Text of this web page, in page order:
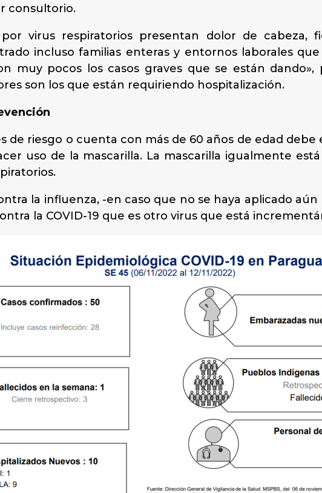
consultorio.
virus respiratorios presentan dolor de cabeza,
incluso familias enteras y entornos laborales
muy pocos los casos graves que se están
son los que están requiriendo hospitalización.
de riesgo o cuenta con más de 60 años de edad debe
uso de la mascarilla. La mascarilla igualmente
la influenza, -en caso que no se haya aplicado
la COVID-19 que es otro virus que está